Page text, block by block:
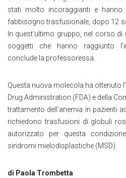
stati molto incoraggianti e hanno
fabbisogno trasfusionale, dopo 12
In quest’ultimo gruppo, nel corso
soggetti che hanno raggiunto
conclude la professoressa.
Questa nuova molecola ha ottenuto
Drug Administration (FDA) e della
trattamento dell’anemia in pazienti
richiedono trasfusioni di globuli
autorizzato per questa
sindromi mielodisplastiche (MSD).
di Paola Trombetta